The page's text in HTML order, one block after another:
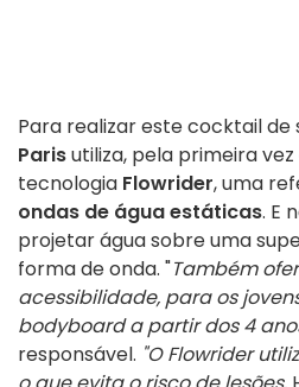
Para realizar este cocktail de
Parisutiliza, pela primeira
tecnologia Flowrider, uma
ondas de água estáticas. E
projetar água sobre uma
forma de onda. "Também
acessibilidade, para os
bodyboard a partir dos 4
responsável. "O Flowrider